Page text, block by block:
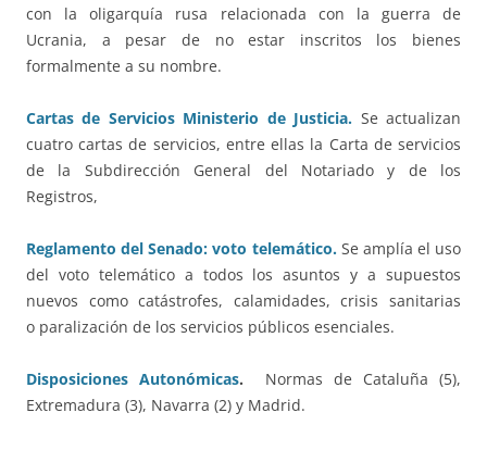
con la oligarquía rusa relacionada con la guerra de
Ucrania, a pesar de no estar inscritos los bienes
formalmente a su nombre.
Cartas de Servicios Ministerio de Justicia. Se actualizan
cuatro cartas de servicios, entre ellas la Carta de servicios
de la Subdirección General del Notariado y de los
Registros,
Reglamento del Senado: voto telemático.Se amplía el uso
del voto telemático a todos los asuntos y a supuestos
nuevos como catástrofes, calamidades, crisis sanitarias
o paralización de los servicios públicos esenciales.
Disposiciones Autonómicas.
Normas de Cataluña (5),
Extremadura (3), Navarra (2) y Madrid.